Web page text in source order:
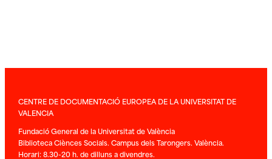
CENTRE DE DOCUMENTACIÓ EUROPEA DE LA UNIVERSITAT DE
VALENCIA
Fundació General de la Universitat de València
Biblioteca Ciènces Socials. Campus dels Tarongers. València.
Horari: 8.30-20 h. de dilluns a divendres.